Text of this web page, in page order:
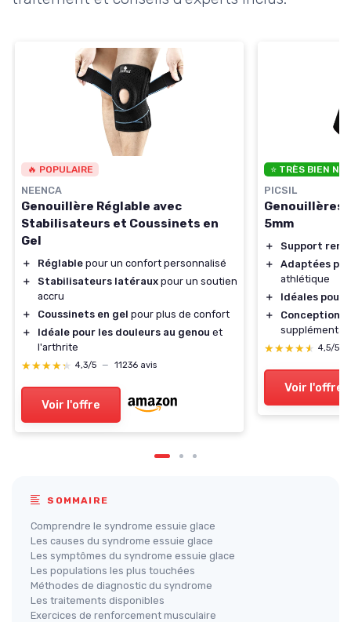
🔥 POPULAIRE
NEENCA
Genouillère Réglable avec
Stabilisateurs et Coussinets en
Gel
＋ Réglable pour un confort personnalisé
＋
Stabilisateurs latéraux pour un soutien
accru
＋
Coussinets en gel pour plus de confort
＋
Idéale pour les douleurs au genou et
l'arthrite
★★★★★
★★★★★ 4,3/5 — 11236 avis
Voir l'offre
⭐ TRÈS BIEN
PICSIL
Genouillères
5mm
＋
Support
＋
Adaptées
athlétique
＋
Idéales pour
＋
Conception
★★★★★
★★★★★ 4,5/5
Voir l'offre
SOMMAIRE
Comprendre le syndrome essuie glace
Les causes du syndrome essuie glace
Les symptômes du syndrome essuie glace
Les populations les plus touchées
Méthodes de diagnostic du syndrome
Les traitements disponibles
Exercices de renforcement musculaire